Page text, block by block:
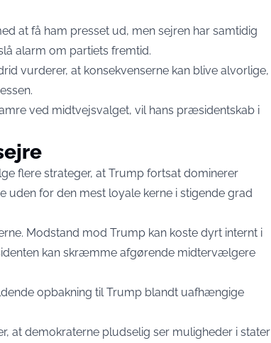
at få ham presset ud, men sejren har samtidig
alarm om partiets fremtid.
vurderer, at konsekvenserne kan blive alvorlige,
ved midtvejsvalget, vil hans præsidentskab i
flere strateger, at Trump fortsat dominerer
for den mest loyale kerne i stigende grad
Modstand mod Trump kan koste dyrt internt i
kan skræmme afgørende midtervælgere
opbakning til Trump blandt uafhængige
at demokraterne pludselig ser muligheder i stater